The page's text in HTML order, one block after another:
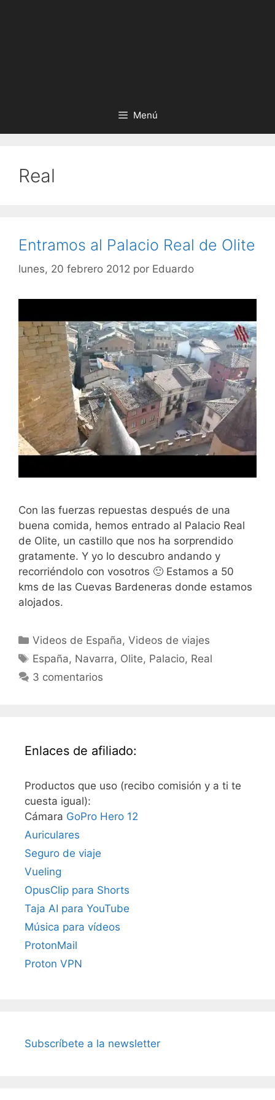
Menú
Real
Entramos al Palacio Real de Olite
lunes, 20 febrero 2012 por Eduardo
Con las fuerzas repuestas después de una
buena comida, hemos entrado al Palacio Real
de Olite, un castillo que nos ha sorprendido
gratamente. Y yo lo descubro andando y
recorriéndolo con vosotros 🙂 Estamos a 50
kms de las Cuevas Bardeneras donde estamos
alojados.
Categorías
Videos de España,Videos de viajes
Etiquetas
España, Navarra, Olite, Palacio, Real
3 comentarios
Enlaces de afiliado:
Productos que uso (recibo comisión y a ti te
cuesta igual):
Cámara GoPro Hero 12
Auriculares
Seguro de viaje
Vueling
OpusClip para Shorts
Taja AI para YouTube
Música para vídeos
ProtonMail
Proton VPN
Subscríbete a la newsletter